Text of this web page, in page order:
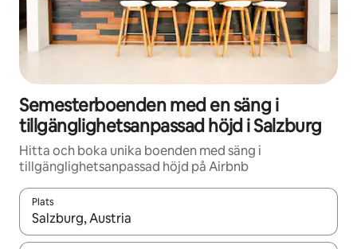
Semesterboenden med en säng i
tillgänglighetsanpassad höjd i Salzburg
Hitta och boka unika boenden med säng i
tillgänglighetsanpassad höjd på Airbnb
Plats
När resultaten är tillgängliga kan du navigera med upp- och